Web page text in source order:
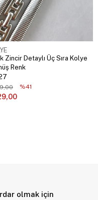
Zincir Detaylı Üç Sıra Kolye
Renk
%41
olmak için